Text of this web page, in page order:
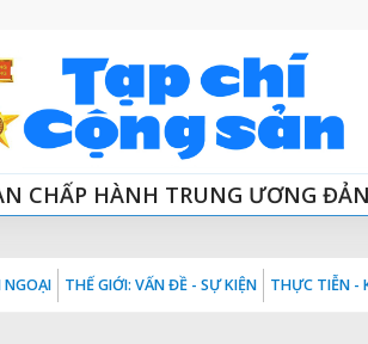
CHẤP HÀNH TRUNG ƯƠNG
NGOẠI THẾ GIỚI: VẤN ĐỀ - SỰ KIỆN THỰC TIỄN -